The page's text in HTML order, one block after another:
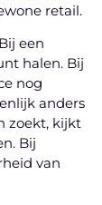
retail.
een
halen. Bij
nog
anders
zoekt, kijkt
Bij
van